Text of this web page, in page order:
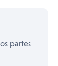
partes